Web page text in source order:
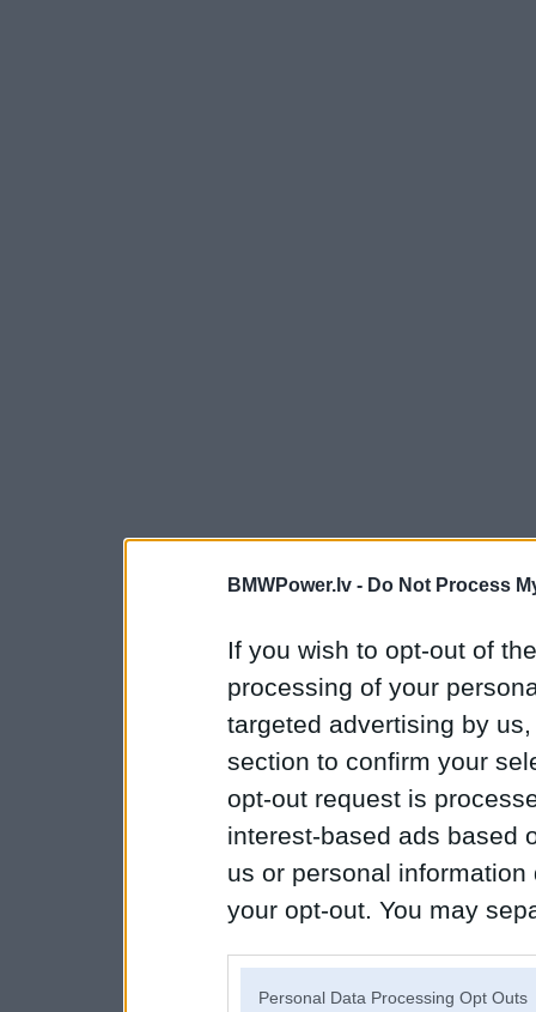
BMWPower.lv - Do Not Process
If you wish to opt-out of
processing of your
targeted advertising by
section to confirm your
opt-out request is
interest-based ads based
us or personal
your opt-out. You may
Personal Data Processing Opt Outs